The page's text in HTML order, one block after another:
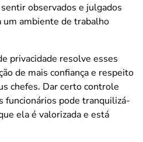
observados e julgados
um ambiente de trabalho
privacidade resolve esses
de mais confiança e respeito
chefes. Dar certo controle
funcionários pode tranquilizá-
ela é valorizada e está